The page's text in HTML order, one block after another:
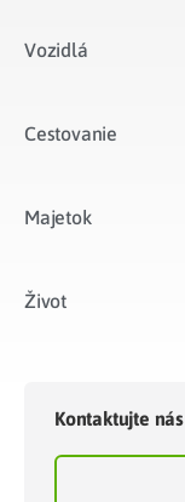
Vozidlá​
Cestovanie
Majetok​
Život​
Kontaktujte nás